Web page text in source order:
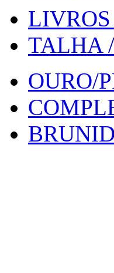
TALHA
OURO/